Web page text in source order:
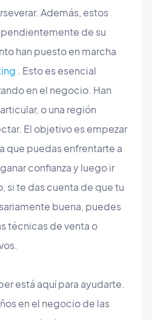
Además, estos
de su
han puesto en marcha
. Esto es esencial
en el negocio. Han
o una región
El objetivo es empezar
que puedas enfrentarte a
confianza y luego ir
si te das cuenta de que tu
buena, puedes
técnicas de venta o
está aquí para ayudarte.
en el negocio de las